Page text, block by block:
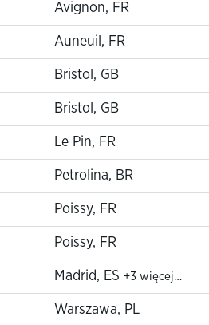
Avignon, FR
Auneuil, FR
Bristol, GB
Bristol, GB
Le Pin, FR
Petrolina, BR
Poissy, FR
Poissy, FR
Madrid, ES +3 więcej…
Warszawa, PL